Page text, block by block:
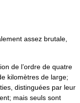
assez brutale,
de l’ordre de quatre
kilomètres de large;
distinguées par leur
mais seuls sont